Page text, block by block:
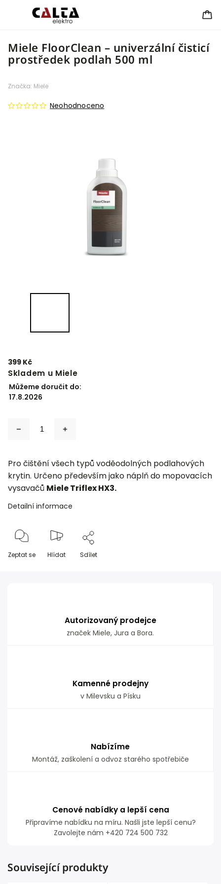
Miele FloorClean – univerzální čisticí
prostředek podlah 500 ml
Neohodnoceno
Značka: Miele
399 Kč
Skladem u Miele
Můžeme doručit do:
17.8.2026
Pro čištění všech typů voděodolných podlahových
krytin. Určeno především jako náplň do mopovacích
vysavačů Miele Triflex HX3.
Detailní informace
Zeptat se Hlídat Sdílet
Autorizovaný prodejce
značek Miele, Jura a Bora.
Kamenné prodejny
v Milevsku a Písku
Nabízíme
Montáž, zaškolení a odvoz starého spotřebiče
Cenové nabídky a lepší cena
Připravíme nabídku na míru. Našli jste lepší cenu?
Zavolejte nám +420 724 500 732
Související produkty